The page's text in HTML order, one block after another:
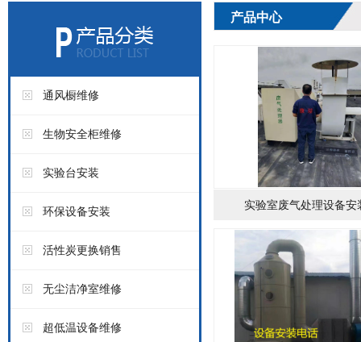
通风橱维修
生物安全柜维修
实验台安装
环保设备安装
活性炭更换销售
无尘洁净室维修
超低温设备维修
产品中心
实验室废气处理设备安